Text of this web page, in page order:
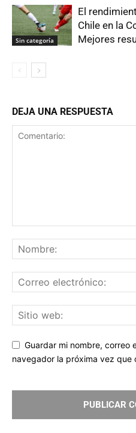
Sin categoría
El
Chile en la
Mejores
DEJA UNA RESPUESTA
Guardar mi nombre, correo
navegador la próxima vez que